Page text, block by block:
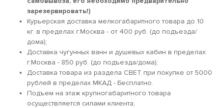
зарезервировать!)
Курьерская доставка мелкогабаритного товара до 10
кг. в пределах г.Москва - от 400 руб. (до подъезда/
дома);
Доставка чугунных ванн и душевых кабин в пределах
г.Москва - 850 руб. (до подъезда/дома);
Доставка товара из раздела СВЕТ при покупке от 5000
рублей в пределах МКАД - Бесплатно.
Подъем на этаж крупногабаритного товара
осуществляется силами клиента;